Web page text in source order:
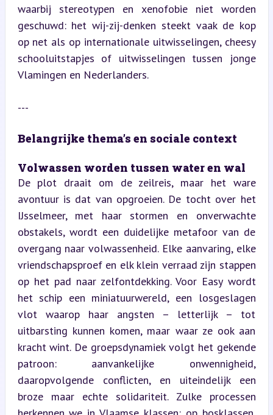
waarbij stereotypen en xenofobie niet worden
geschuwd: het wij-zij-denken steekt vaak de kop
op net als op internationale uitwisselingen, cheesy
schooluitstapjes of uitwisselingen tussen jonge
Vlamingen en Nederlanders.
---
Belangrijke thema’s en sociale context
Volwassen worden tussen water en wal
De plot draait om de zeilreis, maar het ware
avontuur is dat van opgroeien. De tocht over het
IJsselmeer, met haar stormen en onverwachte
obstakels, wordt een duidelijke metafoor van de
overgang naar volwassenheid. Elke aanvaring, elke
vriendschapsproef en elk klein verraad zijn stappen
op het pad naar zelfontdekking. Voor Easy wordt
het schip een miniatuurwereld, een losgeslagen
vlot waarop haar angsten – letterlijk – tot
uitbarsting kunnen komen, maar waar ze ook aan
kracht wint. De groepsdynamiek volgt het gekende
patroon: aanvankelijke onwennigheid,
daaropvolgende conflicten, en uiteindelijk een
broze maar echte solidariteit. Zulke processen